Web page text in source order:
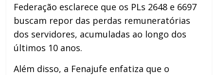
Federação esclarece que os PLs 2648 e 6697
buscam repor das perdas remuneratórias
dos servidores, acumuladas ao longo dos
últimos 10 anos.
Além disso, a Fenajufe enfatiza que o